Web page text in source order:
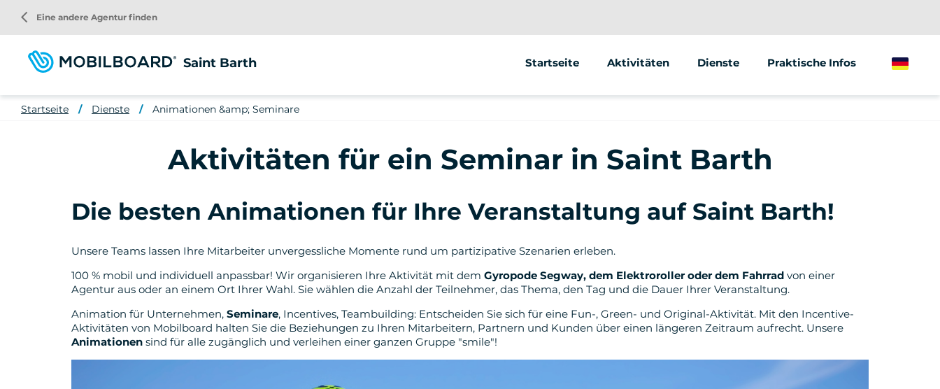
zum
Inhalt
Saint Barth Startseite Aktivitäten
Segway
Elektrisches Fahrrad
Dienste
Animationen &amp; Seminare
Praktische Infos
arrow_back_ios Eine andere Agentur finden
German
Startseite Dienste Animationen &amp; Seminare
Aktivitäten für ein Seminar in Saint Barth
Die besten Animationen für Ihre Veranstaltung auf Saint Barth!
Unsere Teams lassen Ihre Mitarbeiter unvergessliche Momente rund um partizipative Szenarien erleben.
100 % mobil und individuell anpassbar! Wir organisieren Ihre Aktivität mit dem Gyropode Segway, dem Elektroroller oder dem Fahrrad von einer
Agentur aus oder an einem Ort Ihrer Wahl. Sie wählen die Anzahl der Teilnehmer, das Thema, den Tag und die Dauer Ihrer Veranstaltung.
Animation für Unternehmen, Seminare, Incentives, Teambuilding: Entscheiden Sie sich für eine Fun-, Green- und Original-Aktivität. Mit den Incentive-
Aktivitäten von Mobilboard halten Sie die Beziehungen zu Ihren Mitarbeitern, Partnern und Kunden über einen längeren Zeitraum aufrecht. Unsere
Animationen sind für alle zugänglich und verleihen einer ganzen Gruppe "smile"!